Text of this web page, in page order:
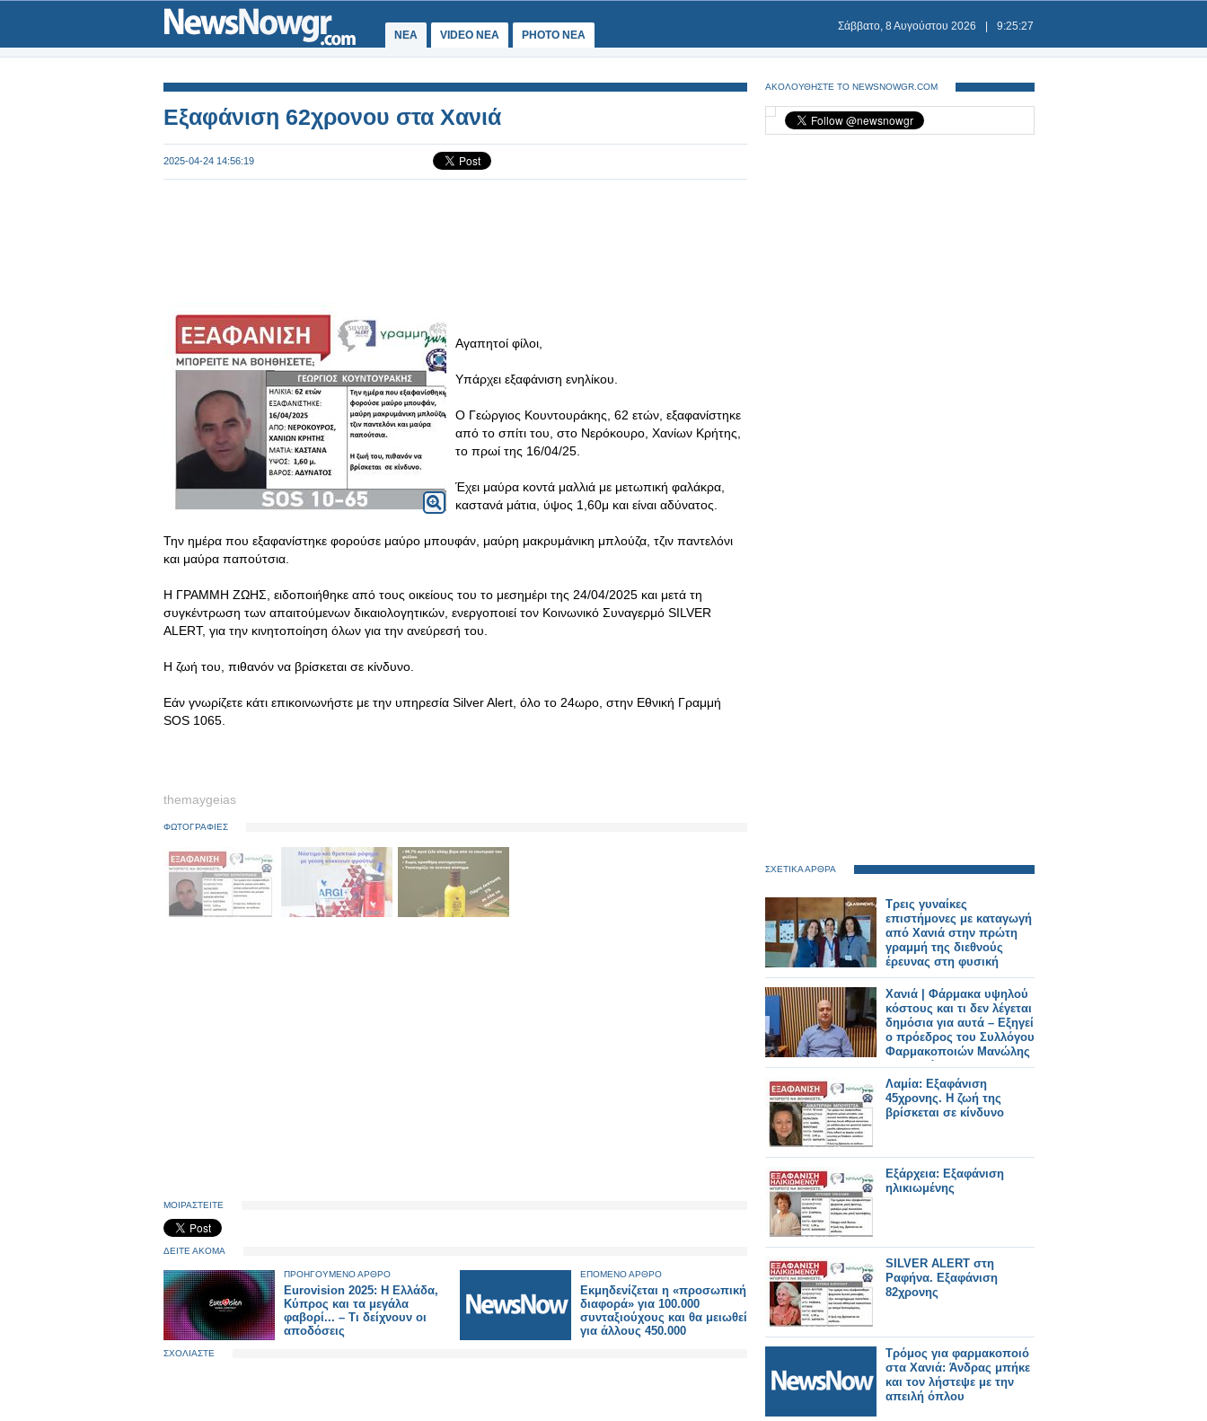
ΝΕΑ VIDEO NEA PHOTO NEA
Σάββατο, 8 Αυγούστου 2026 9:25:28
Εξαφάνιση 62χρονου στα Χανιά
2025-04-24 14:56:19
Αγαπητοί φίλοι,
Υπάρχει εξαφάνιση ενηλίκου.
Ο Γεώργιος Κουντουράκης, 62 ετών, εξαφανίστηκε
από το σπίτι του, στο Νερόκουρο, Χανίων Κρήτης,
το πρωί της 16/04/25.
Έχει μαύρα κοντά μαλλιά με μετωπική φαλάκρα,
καστανά μάτια, ύψος 1,60μ και είναι αδύνατος.
Την ημέρα που εξαφανίστηκε φορούσε μαύρο μπουφάν, μαύρη μακρυμάνικη μπλούζα, τζιν παντελόνι
και μαύρα παπούτσια.
Η ΓΡΑΜΜΗ ΖΩΗΣ, ειδοποιήθηκε από τους οικείους του το μεσημέρι της 24/04/2025 και μετά τη
συγκέντρωση των απαιτούμενων δικαιολογητικών, ενεργοποιεί τον Κοινωνικό Συναγερμό SILVER
ALERT, για την κινητοποίηση όλων για την ανεύρεσή του.
Η ζωή του, πιθανόν να βρίσκεται σε κίνδυνο.
Εάν γνωρίζετε κάτι επικοινωνήστε με την υπηρεσία Silver Alert, όλο το 24ωρο, στην Εθνική Γραμμή
SOS 1065.
themaygeias
ΦΩΤΟΓΡΑΦΙΕΣ
ΜΟΙΡΑΣΤΕΙΤΕ
ΔΕΙΤΕ ΑΚΟΜΑ
ΠΡΟΗΓΟΥΜΕΝΟ ΑΡΘΡΟ
Eurovision 2025: H Ελλάδα,
Κύπρος και τα μεγάλα
φαβορί... – Τι δείχνουν οι
αποδόσεις
ΕΠΟΜΕΝΟ ΑΡΘΡΟ
Εκμηδενίζεται η «προσωπική
διαφορά» για 100.000
συνταξιούχους και θα μειωθεί
για άλλους 450.000
ΣΧΟΛΙΑΣΤΕ
ΑΚΟΛΟΥΘΗΣΤΕ ΤΟ NEWSNOWGR.COM
ΣΧΕΤΙΚΑ ΑΡΘΡΑ
Τρεις γυναίκες
επιστήμονες με καταγωγή
από Χανιά στην πρώτη
γραμμή της διεθνούς
έρευνας στη φυσική
Χανιά | Φάρμακα υψηλού
κόστους και τι δεν λέγεται
δημόσια για αυτά – Εξηγεί
ο πρόεδρος του Συλλόγου
Φαρμακοποιών Μανώλης
Κατσαράκης
Λαμία: Εξαφάνιση
45χρονης. Η ζωή της
βρίσκεται σε κίνδυνο
Εξάρχεια: Εξαφάνιση
ηλικιωμένης
SILVER ALERT στη
Ραφήνα. Εξαφάνιση
82χρονης
Tρόμος για φαρμακοποιό
στα Χανιά: Άνδρας μπήκε
και τον λήστεψε με την
απειλή όπλου